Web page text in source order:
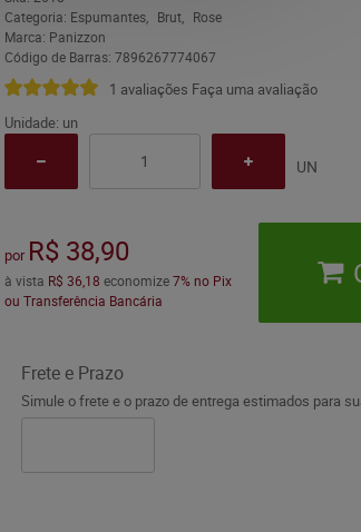
Categoria: Espumantes Brut
Rose
Marca: Panizzon
Código de Barras: 7896267774067
1 avaliações Faça uma avaliação
Unidade: un
UN
por R$ 38,90
à vista R$ 36,18 economize7% no Pix
ou Transferência Bancária
Frete e Prazo
Simule o frete e o prazo de entrega estimados para